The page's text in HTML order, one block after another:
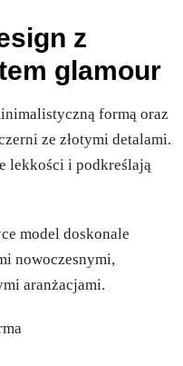
z
glamour
formą oraz
ze złotymi detalami.
lekkości i podkreślają
model doskonale
nowoczesnymi,
aranżacjami.